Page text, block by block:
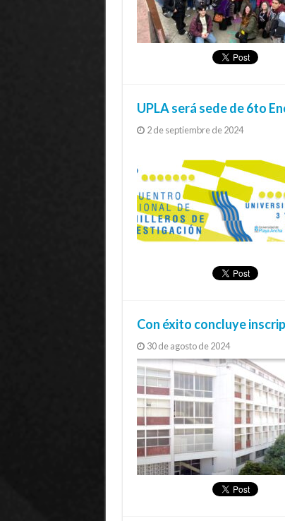
UPLA será sede de 6to
2 de septiembre de 2024
Con éxito concluye
30 de agosto de 2024